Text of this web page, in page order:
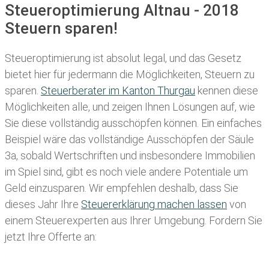
Steueroptimierung Altnau - 2018
Steuern sparen!
Steueroptimierung ist absolut legal, und das Gesetz
bietet hier für jedermann die Möglichkeiten, Steuern zu
sparen. Steuerberater im K anton Thurgau kennen diese
Möglichkeiten alle, und zeigen Ihnen Lösungen auf, wie
Sie diese vollständig ausschöpfen können. Ein einfaches
Beispiel wäre das vollständige Ausschöpfen der Säule
3a, sobald Wertschriften und insbesondere Immobilien
im Spiel sind, gibt es noch viele andere Potentiale um
Geld einzusparen. Wir empfehlen deshalb, dass Sie
dieses Jahr Ihre Steuererklärung machen lassen von
einem Steuerexperten aus Ihrer Umgebung. Fordern Sie
jetzt Ihre Offerte an: